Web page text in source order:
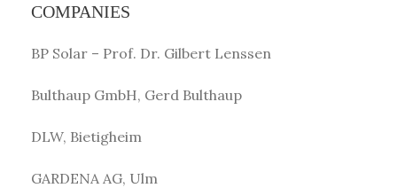
COMPANIES
BP Solar – Prof. Dr. Gilbert Lenssen
Bulthaup GmbH, Gerd Bulthaup
DLW, Bietigheim
GARDENA AG, Ulm